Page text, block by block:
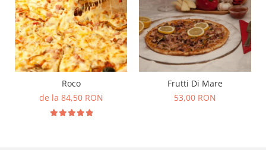
Roco
de la 84,50 RON
Frutti Di Mare
53,00 RON